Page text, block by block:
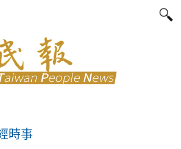
時事